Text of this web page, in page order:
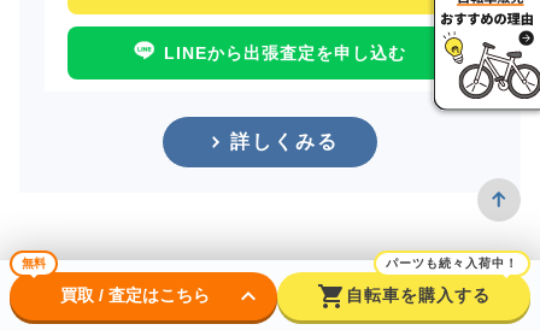
LINEから出張査定を申し込む
詳しくみる
無料
買取 / 査定はこちら keyboard_arrow_down shopping_cart
パーツも続々入荷中！
自転車を購入する